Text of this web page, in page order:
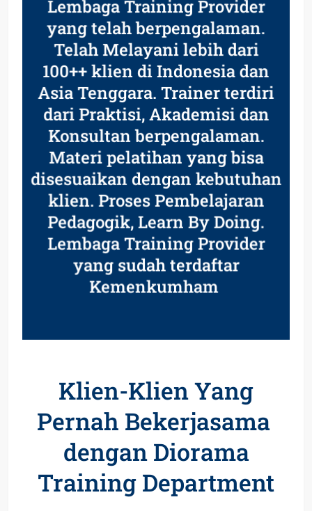
Lembaga Training Provider
yang telah berpengalaman.
Telah Melayani lebih dari
100++ klien di Indonesia dan
Asia Tenggara. Trainer terdiri
dari Praktisi, Akademisi dan
Konsultan berpengalaman.
Materi pelatihan yang bisa
disesuaikan dengan kebutuhan
klien. Proses Pembelajaran
Pedagogik, Learn By Doing.
Lembaga Training Provider
yang sudah terdaftar
Kemenkumham
Klien-Klien Yang
Pernah Bekerjasama
dengan Diorama
Training Department